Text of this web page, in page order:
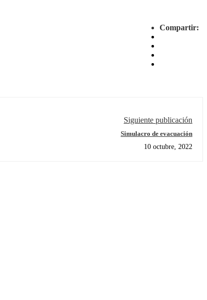
Compartir:
Siguiente publicación
Simulacro de evacuación
10 octubre, 2022